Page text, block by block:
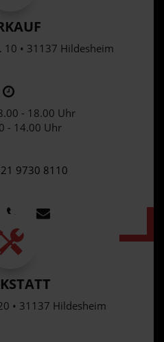
10 • 31137 Hildesheim
- 18.00 Uhr
- 14.00 Uhr
9730 8110
• 31137 Hildesheim